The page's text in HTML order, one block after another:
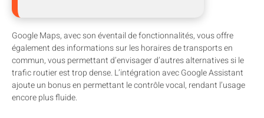
Google Maps, avec son éventail de fonctionnalités, vous offre
également des informations sur les horaires de transports en
commun, vous permettant d’envisager d’autres alternatives si le
trafic routier est trop dense. L’intégration avec Google Assistant
ajoute un bonus en permettant le contrôle vocal, rendant l’usage
encore plus fluide.